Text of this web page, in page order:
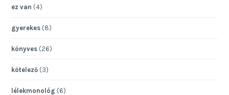
ez van (4)
gyerekes (8)
könyves (26)
kötelező (3)
lélekmonológ (6)